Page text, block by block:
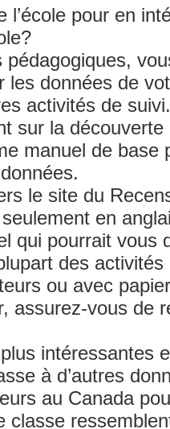
l’école pour en
pédagogiques,
les données de
activités de
sur la
manuel de base
le site du
en
qui pourrait vous
des
ou avec
assurez-vous de
intéressantes
à d’autres
au Canada
classe